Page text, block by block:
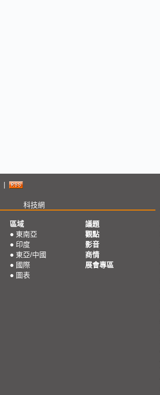
科技網
區域
● 東南亞
● 印度
● 東亞/中國
● 國際
● 圖表
議題
觀點
影音
商情
展會專區